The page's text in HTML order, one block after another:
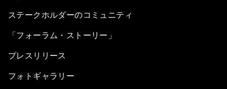
ステークホルダーのコミュニティ
「フォーラム・ストーリー」
プレスリリース
フォトギャラリー